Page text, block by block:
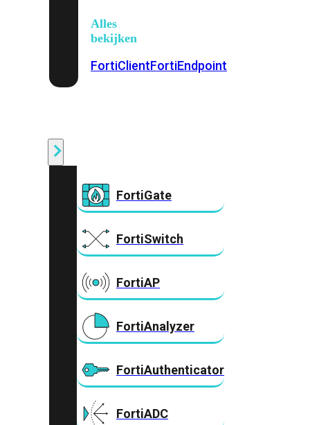
Alles
bekijken
FortiClientFortiEndpoint
FortiGate
FortiSwitch
FortiAP
FortiAnalyzer
FortiAuthenticator
FortiADC